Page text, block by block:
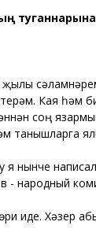
Кая һәм
соң
танышларга
нынче
народный
иде. Хәзер